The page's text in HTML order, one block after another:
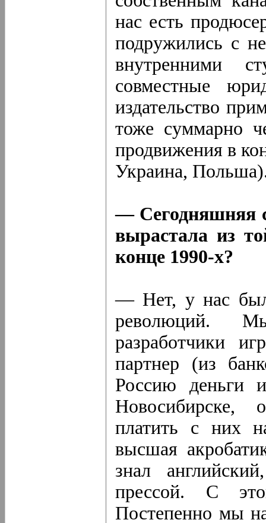
нас есть
подружились с
внутренними
совместные
издательство
тоже суммарно
продвижения в
Украина,
— Сегодняшняя
вырастала из
конце 1990-х?
— Нет, у нас
революций.
разработчики
партнер (из
Россию деньги
Новосибирске,
платить с них
высшая
знал
прессой. С
Постепенно мы